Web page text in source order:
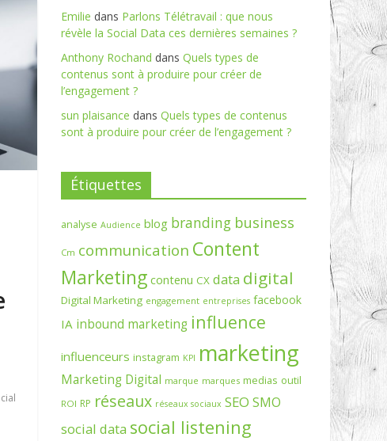
Emilie dans Parlons Télétravail : que nous
révèle la Social Data ces dernières semaines ?
Anthony Rochand dans Quels types de
contenus sont à produire pour créer de
l’engagement ?
sun plaisance dans Quels types de contenus
sont à produire pour créer de l’engagement ?
Étiquettes
analyse Audience blog branding business
Cm communication Content
Marketing contenu CX data digital
Digital Marketing engagement entreprises facebook
IA inbound marketing influence
influenceurs instagram KPI marketing
Marketing Digital marque marques medias outil
ROI RP réseaux réseaux sociaux SEO SMO
social data social listening